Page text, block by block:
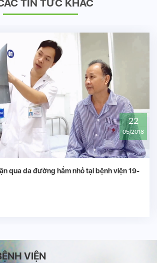
TIN TỨC KHÁC
22
05/2018
qua da đường hầm nhỏ tại bệnh viện 19-
VIỆN